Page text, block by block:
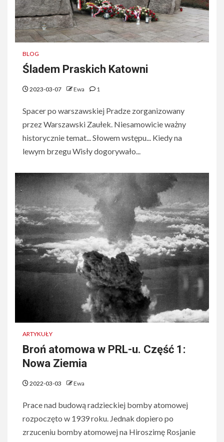
BLOG
Śladem Praskich Katowni
2023-03-07 Ewa 1
Spacer po warszawskiej Pradze zorganizowany
przez Warszawski Zaułek. Niesamowicie ważny
historycznie temat... Słowem wstępu... Kiedy na
lewym brzegu Wisły dogorywało...
ARTYKUŁY
Broń atomowa w PRL-u. Część 1:
Nowa Ziemia
2022-03-03 Ewa
Prace nad budową radzieckiej bomby atomowej
rozpoczęto w 1939 roku. Jednak dopiero po
zrzuceniu bomby atomowej na Hiroszimę Rosjanie